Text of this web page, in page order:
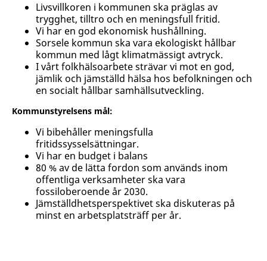
Livsvillkoren i kommunen ska präglas av
trygghet, tilltro och en meningsfull fritid.
Vi har en god ekonomisk hushållning.
Sorsele kommun ska vara ekologiskt hållbar
kommun med lågt klimatmässigt avtryck.
I vårt folkhälsoarbete strävar vi mot en god,
jämlik och jämställd hälsa hos befolkningen och
en socialt hållbar samhällsutveckling.
Kommunstyrelsens mål:
Vi bibehåller meningsfulla
fritidssysselsättningar.
Vi har en budget i balans
80 % av de lätta fordon som används inom
offentliga verksamheter ska vara
fossiloberoende år 2030.
Jämställdhetsperspektivet ska diskuteras på
minst en arbetsplatsträff per år.